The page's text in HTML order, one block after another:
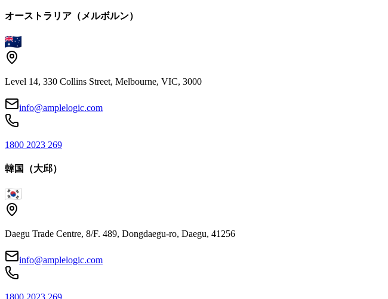
オーストラリア（メルボルン）
Level 14, 330 Collins Street, Melbourne, VIC, 3000
info@amplelogic.com
1800 2023 269
韓国（大邱）
Daegu Trade Centre, 8/F. 489, Dongdaegu-ro, Daegu, 41256
info@amplelogic.com
1800 2023 269